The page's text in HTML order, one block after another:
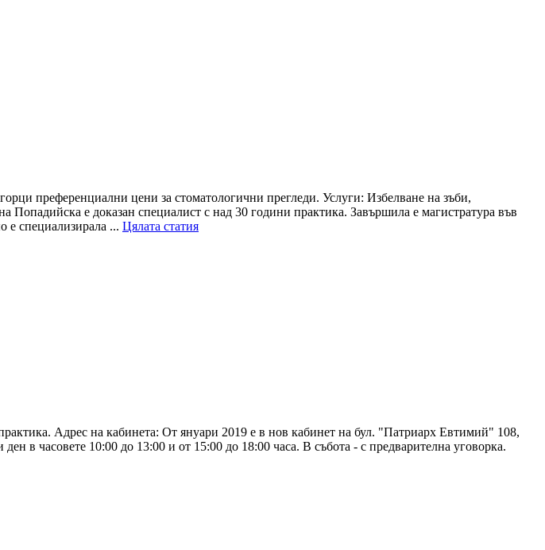
преференциални цени за стоматологични прегледи. Услуги: Избелване на зъби,
Попадийска е доказан специалист с над 30 години практика. Завършила е магистратура във
специализирала ... Цялата статия
Адрес на кабинета: От януари 2019 е в нов кабинет на бул. "Патриарх Евтимий" 108,
в часовете 10:00 до 13:00 и от 15:00 до 18:00 часа. В събота - с предварителна уговорка.